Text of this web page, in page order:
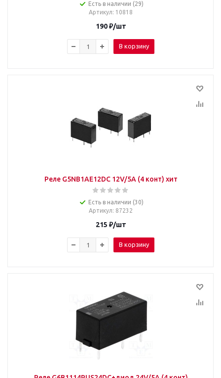
Есть в наличии (29)
Артикул: 10818
190₽/шт
В корзину
Реле G5NB1AE12DC 12V/5A (4 конт) хит
Есть в наличии (30)
Артикул: 87232
215 ₽/шт
В корзину